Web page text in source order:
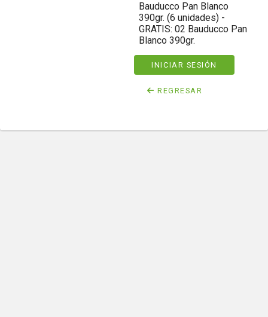
Bauducco Pan Blanco
390gr. (6 unidades) -
GRATIS: 02 Bauducco Pan
Blanco 390gr.
INICIAR SESIÓN
REGRESAR